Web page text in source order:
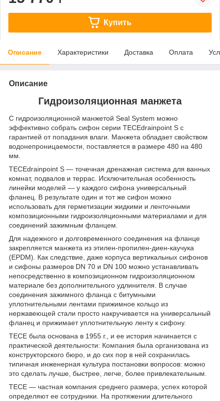
Купить
Описание Характеристики Доставка Оплата
Описание
Гидроизоляционная манжета
С гидроизоляционной манжетой Seal System можно
эффективно собрать сифон серии TECEdrainpoint S с
гарантией от попадания влаги. Манжета обладает свойством
водонепроницаемости, поставляется в размере 480 на 480
мм.
TECEdrainpoint S — точечная дренажная система для ванных
комнат, подвалов и террас. Исключительная особенность
линейки моделей — у каждого сифона универсальный
фланец. В результате один и тот же сифон можно
использовать для герметизации жидкими и ленточными
композиционными гидроизоляционными материалами и для
соединений зажимным фланцем.
Для надежного и долговременного соединения на фланце
закрепляется манжета из этилен-пропилен-диен-каучука
(EPDM). Как следствие, даже корпуса вертикальных сифонов
и сифоны размеров DN 70 и DN 100 можно устанавливать
непосредственно в композиционном гидроизоляционном
материале без дополнительного удлинителя. В случае
соединения зажимного фланца с битумными
уплотнительными лентами прижимное кольцо из
нержавеющей стали просто накручивается на универсальный
фланец и прижимает уплотнительную ленту к сифону.
ТЕСЕ была основана в 1955 г., и ее история начинается с
практической деятельности: Компания была организована из
конструкторского бюро, и до сих пор в ней сохранилась
типичная инженерная культура постановки вопросов: можно
это сделать лучше, быстрее, легче, более привлекательным.
ТЕСЕ — частная компания среднего размера, успех которой
определяют ее сотрудники. На протяжении длительного